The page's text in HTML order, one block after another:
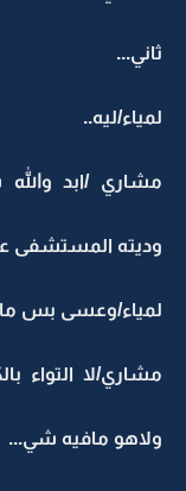
ثاني...
لمياء/ليه..
مشاري /ابد
وديته المستشفى
لمياء/وعسى بس
مشاري/لا التواء
ولاهو مافيه شي...